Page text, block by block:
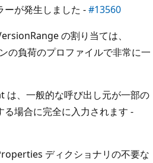
ーが発生しました -#13560
の割り当ては、
の負荷のプロファイルで非常に一
は、一般的な呼び出し元が一部の
る場合に完全に入力されます -
ディクショナリの不要な